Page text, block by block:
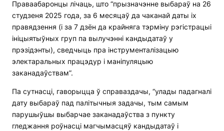
Праваабаронцы лічаць, што “прызначэнне выбараў на 26
студзеня 2025 года, за 6 месяцаў да чаканай даты іх
правядзення (і за 7 дзён да крайняга тэрміну рэгістрацыі
ініцыятыўных груп па вылучэнні кандыдатаў у
прэзідэнты), сведчыць пра інструменталізацыю
электаральных працэдур і маніпуляцыю
заканадаўствам”.
Па сутнасці, гаворыцца ў справаздачы, “улады падагналі
дату выбараў пад палітычныя задачы, тым самым
парушыўшы выбарчае заканадаўства з пункту
гледжання роўнасці магчымасцяў кандыдатаў і